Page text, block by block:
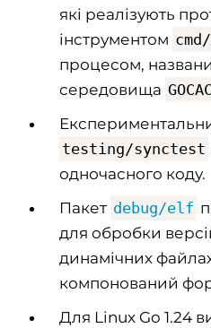
які реалізують
інструментом
процесом,
середовища
testing/synctest
одночасного коду.
Пакет debug/elf
для обробки
динамічних
компонований
Для Linux Go 1.24